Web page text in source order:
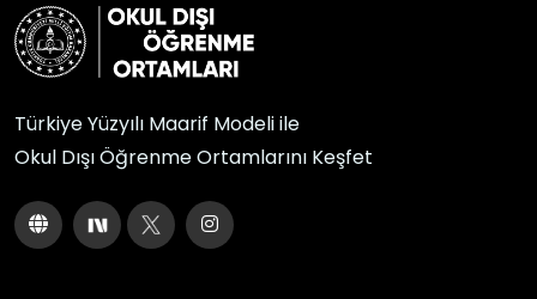
Türkiye Yüzyılı Maarif Modeli ile
Okul Dışı Öğrenme Ortamlarını Keşfet